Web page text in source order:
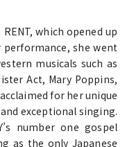
which opened up
she went
musicals such as
Act, Mary Poppins,
for her unique
exceptional singing.
number one gospel
as the only Japanese